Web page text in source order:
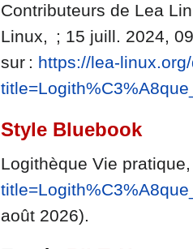
Contributeurs de Lea
Linux, ; 15 juill. 2024,
sur : https://lea-
Style Bluebook
Logithèque Vie
août 2026).